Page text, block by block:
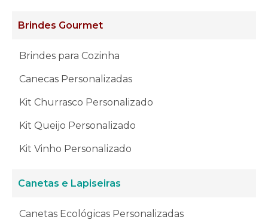
Brindes Gourmet
Brindes para Cozinha
Canecas Personalizadas
Kit Churrasco Personalizado
Kit Queijo Personalizado
Kit Vinho Personalizado
Canetas e Lapiseiras
Canetas Ecológicas Personalizadas